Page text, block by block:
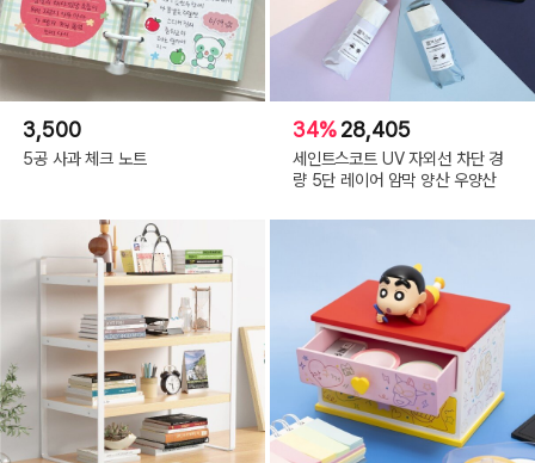
3,500
5공 사과 체크 노트
34%28,405
세인트스코트 UV 자외선 차단 경
량 5단 레이어 암막 양산 우양산